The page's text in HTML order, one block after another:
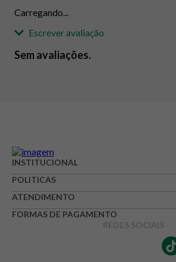
Carregando...
Escrever avaliação
Avalie o produto de 1 até 5 estrelas
★★★☆☆
Seu nome
Sem avaliações.
INSTITUCIONAL
POLITICAS
ATENDIMENTO
FORMAS DE PAGAMENTO
REDES SOCIAIS